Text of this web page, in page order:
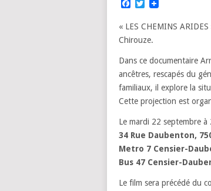
Facebook
Twitter
« LES CHEMINS
Chirouze.
Dans ce documentaire
ancêtres, rescapés du
familiaux, il explore la
Cette projection est
Le mardi 22 septembre
34 Rue Daubenton,
Metro 7 Censier-
Bus 47 Censier-
Le film sera précédé du